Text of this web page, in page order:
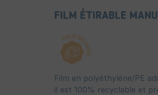
FILM ÉTIRABLE
Film en polyéthylène/PE
il est 100% recyclable et